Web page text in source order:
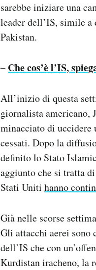
sarebbe iniziare una
leader dell’IS, simile
Pakistan.
– Che cos’è l’IS,
All’inizio di questa
giornalista americano,
minacciato di uccidere
cessati. Dopo la
definito lo Stato
aggiunto che si tratta
Stati Uniti hanno
Già nelle scorse
Gli attacchi aerei sono
dell’IS che con
Kurdistan iracheno, la